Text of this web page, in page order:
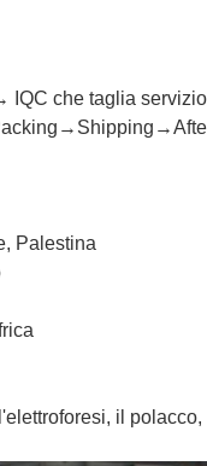
che taglia
Palestina
il